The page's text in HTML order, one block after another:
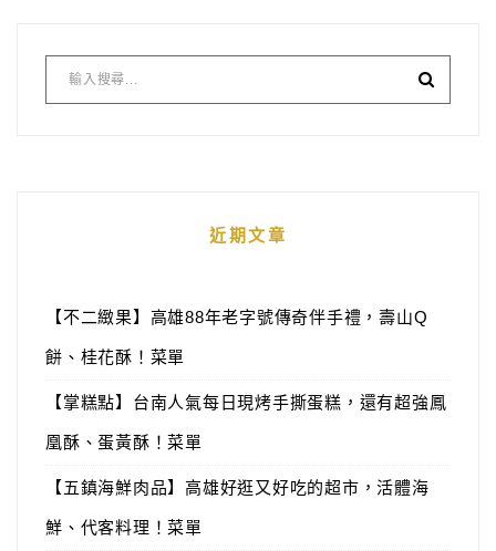
近期文章
【不二緻果】高雄88年老字號傳奇伴手禮，壽山Q
餅、桂花酥！菜單
【掌糕點】台南人氣每日現烤手撕蛋糕，還有超強鳳
凰酥、蛋黃酥！菜單
【五鎮海鮮肉品】高雄好逛又好吃的超市，活體海
鮮、代客料理！菜單